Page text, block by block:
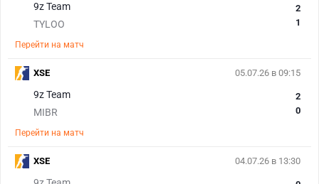
9z Team
TYLOO
2
1
Перейти на матч
05.07.26 в 09:15
9z Team
MIBR
2
0
Перейти на матч
XSE
04.07.26 в 13:30
XSE